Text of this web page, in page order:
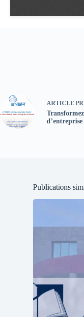
ARTICLE
Publications